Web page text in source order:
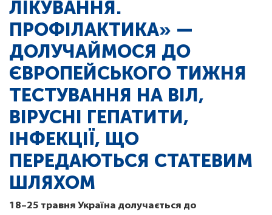
ЛІКУВАННЯ.
ПРОФІЛАКТИКА» —
ДОЛУЧАЙМОСЯ ДО
ЄВРОПЕЙСЬКОГО ТИЖНЯ
ТЕСТУВАННЯ НА ВІЛ,
ВІРУСНІ ГЕПАТИТИ,
ІНФЕКЦІЇ, ЩО
ПЕРЕДАЮТЬСЯ СТАТЕВИМ
ШЛЯХОМ
18–25 травня Україна долучається до